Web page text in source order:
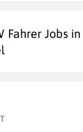
Fahrer Jobs in